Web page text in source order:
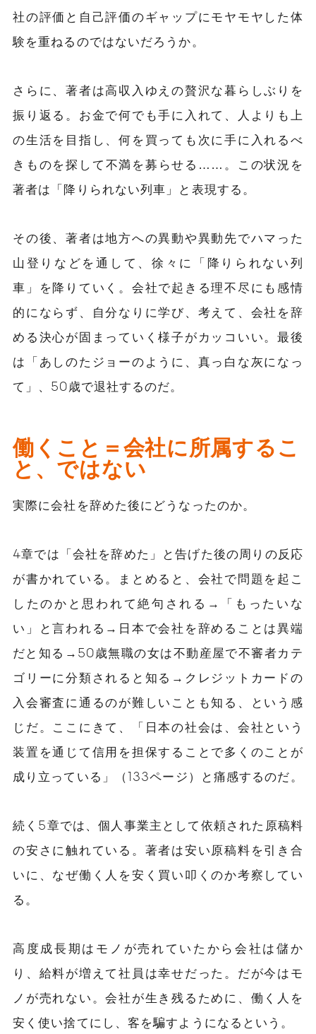
社の評価と自己評価のギャップにモヤモヤした体
験を重ねるのではないだろうか。
さらに、著者は高収入ゆえの贅沢な暮らしぶりを
振り返る。お金で何でも手に入れて、人よりも上
の生活を目指し、何を買っても次に手に入れるべ
きものを探して不満を募らせる…… 。
この状況を
著者は「降りられない列車」と表現する。
その後、著者は地方への異動や異動先でハマった
山登りなどを通して、徐々に「降りられない列
車」を降りていく。会社で起きる理不尽にも感情
的にならず、自分なりに学び、考えて、会社を辞
める決心が固まっていく様子がカッコいい。最後
は「あしのたジョーのように、真っ白な灰になっ
て」、50歳で退社するのだ。
働くこと＝会社に所属するこ
と、ではない
実際に会社を辞めた後にどうなったのか。
4章では「会社を辞めた」と告げた後の周りの反応
が書かれている。まとめると、会社で問題を起こ
したのかと思われて絶句される→「もったいな
い」と言われる→日本で会社を辞めることは異端
だと知る→50歳無職の女は不動産屋で不審者カテ
ゴリーに分類されると知る→クレジットカードの
入会審査に通るのが難しいことも知る、という感
じだ。ここにきて、「日本の社会は、会社という
装置を通じて信用を担保することで多くのことが
成り立っている」（133ページ）と痛感するのだ。
続く5章では、個人事業主として依頼された原稿料
の安さに触れている。著者は安い原稿料を引き合
いに、なぜ働く人を安く買い叩くのか考察してい
る。
高度成長期はモノが売れていたから会社は儲か
り、給料が増えて社員は幸せだった。だが今はモ
ノが売れない。会社が生き残るために、働く人を
安く使い捨てにし、客を騙すようになるという。